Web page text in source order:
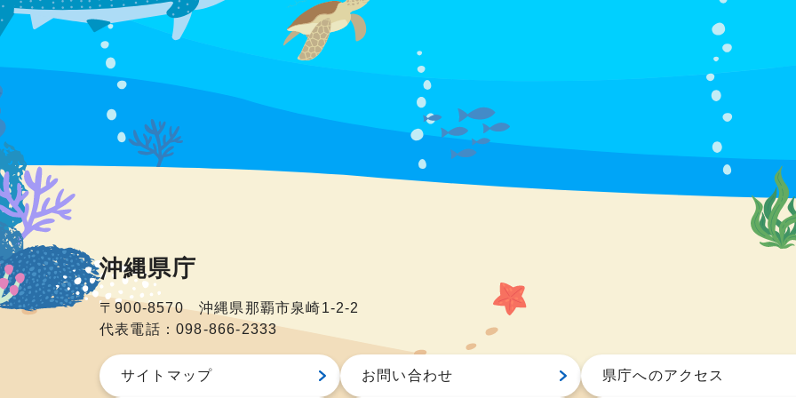
沖縄県庁
〒900-8570 沖縄県那覇市泉崎1-2-2
代表電話：098-866-2333
サイトマップ お問い合わせ 県庁へのアクセス